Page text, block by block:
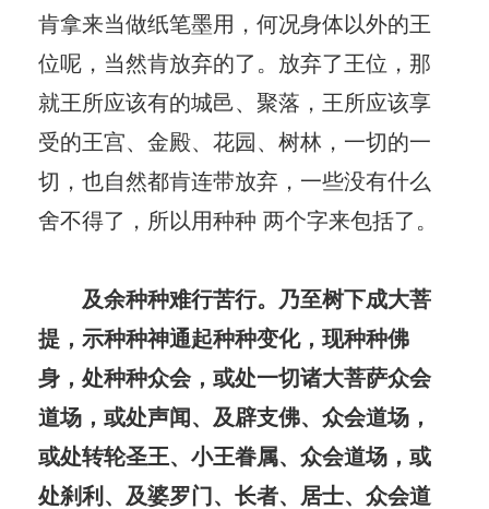
肯拿来当做纸笔墨用，何况身体以外的王
位呢，当然肯放弃的了。放弃了王位，那
就王所应该有的城邑、聚落，王所应该享
受的王宫、金殿、花园、树林，一切的一
切，也自然都肯连带放弃，一些没有什么
舍不得了，所以用种种 两个字来包括了。
及余种种难行苦行。乃至树下成大菩
提，示种种神通起种种变化，现种种佛
身，处种种众会，或处一切诸大菩萨众会
道场，或处声闻、及辟支佛、众会道场，
或处转轮圣王、小王眷属、众会道场，或
处刹利、及婆罗门、长者、居士、众会道